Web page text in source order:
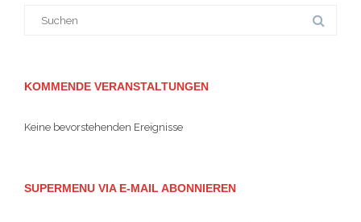
KOMMENDE VERANSTALTUNGEN
Keine bevorstehenden Ereignisse
SUPERMENU VIA E-MAIL ABONNIEREN